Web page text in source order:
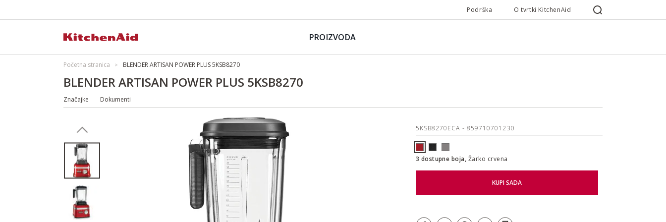
Podrška O tvrtki KitchenAid
PROIZVODA
Početna stranica BLENDER ARTISAN POWER PLUS 5KSB8270
BLENDER ARTISAN POWER PLUS 5KSB8270
Značajke Dokumenti
5KSB8270ECA - 859710701230
3 dostupne boja, Žarko crvena
KUPI SADA